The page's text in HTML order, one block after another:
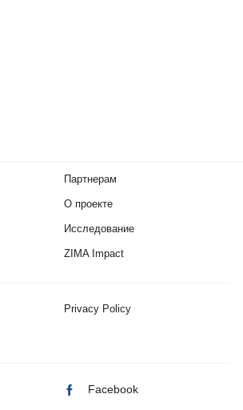
Партнерам
О проекте
Исследование
ZIMA Impact
Privacy Policy
Facebook